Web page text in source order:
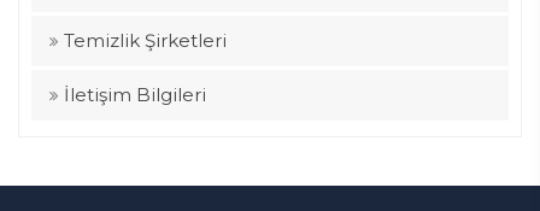
Temizlik Şirketleri
İletişim Bilgileri